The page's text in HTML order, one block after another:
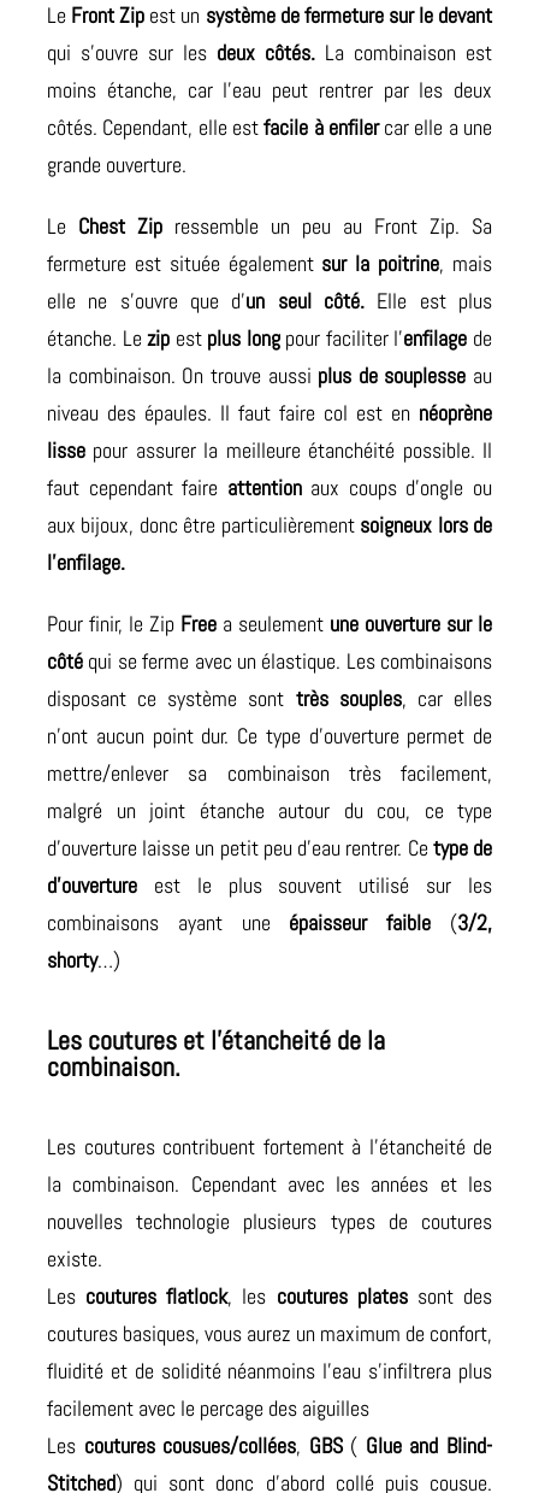
Le Front Zip est un système de fermeture sur le devant
qui s’ouvre sur les deux côtés. La combinaison est
moins étanche, car l’eau peut rentrer par les deux
côtés. Cependant, elle estfacile à enfilercar elle a une
grande ouverture.
Le Chest Zip ressemble un peu au Front Zip. Sa
fermeture est située également sur la poitrine, mais
elle ne s’ouvre que d’un seul côté. Elle est plus
étanche. Lezip est plus longpour faciliter l’enfilage de
la combinaison. On trouve aussi plus de souplesse au
niveau des épaules. Il faut faire col est en néoprène
lisse pour assurer la meilleure étanchéité possible. Il
faut cependant faire attentionaux coups d’ongle ou
aux bijoux, donc être particulièrement soigneux lors de
l’enfilage.
Pour finir, le Zip Free a seulement une ouverture sur le
côté qui se ferme avec un élastique. Les combinaisons
disposant ce système sont très souples, car elles
n’ont aucun point dur. Ce type d’ouverture permet de
mettre/enlever sa combinaison très facilement,
malgré un joint étanche autour du cou, ce type
d’ouverture laisse un petit peu d’eau rentrer. Cetype de
d’ouverture est le plus souvent utilisé sur les
combinaisons ayant une épaisseur faible (3/2,
shorty…)
Les coutures et l’étancheité de la
combinaison.
Les coutures contribuent fortement à l’étancheité de
la combinaison. Cependant avec les années et les
nouvelles technologie plusieurs types de coutures
existe.
Les coutures flatlock, les coutures platessont des
coutures basiques, vous aurez un maximum de confort,
fluidité et de solidité néanmoins l’eau s’infiltrera plus
facilement avec le percage des aiguilles
Les coutures cousues/collées, GBS( Glue and Blind-
Stitched) qui sont donc d’abord collé puis cousue.